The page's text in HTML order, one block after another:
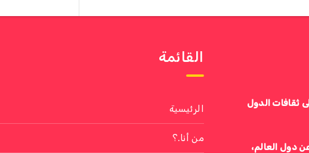
ثقافات الدول
دول العالم،
القائمة
الرئيسية
من أنا.؟